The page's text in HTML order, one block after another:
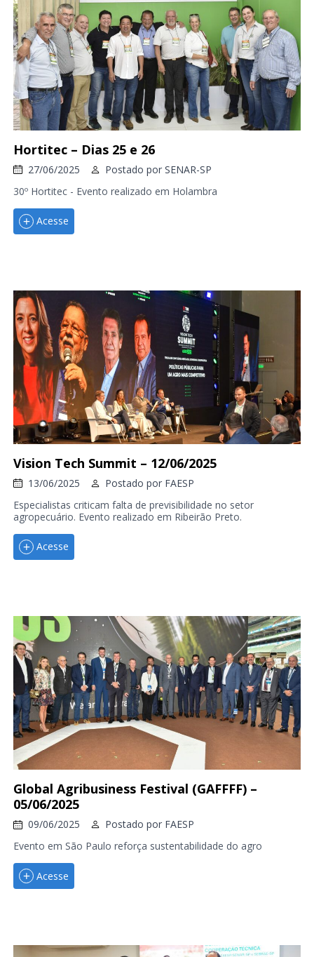
Hortitec – Dias 25 e 26
27/06/2025 Postado por SENAR-SP
30º Hortitec - Evento realizado em Holambra
Acesse
Vision Tech Summit – 12/06/2025
13/06/2025 Postado por FAESP
Especialistas criticam falta de previsibilidade no setor
agropecuário. Evento realizado em Ribeirão Preto.
Acesse
Global Agribusiness Festival (GAFFFF) –
05/06/2025
09/06/2025 Postado por FAESP
Evento em São Paulo reforça sustentabilidade do agro
Acesse